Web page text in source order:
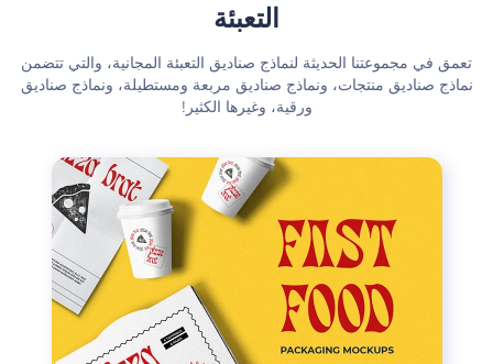
التعبئة
تعمق في مجموعتنا الحديثة لنماذج صناديق التعبئة المجانية، والتي تتضمن
نماذج صناديق منتجات، ونماذج صناديق مربعة ومستطيلة، ونماذج صناديق
ورقية، وغيرها الكثير!